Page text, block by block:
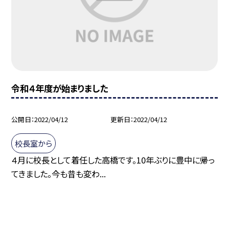
令和４年度が始まりました
公開日 2022/04/12 更新日 2022/04/12
校長室から
４月に校長として着任した高橋です。10年ぶりに豊中に帰っ
てきました。今も昔も変わ...